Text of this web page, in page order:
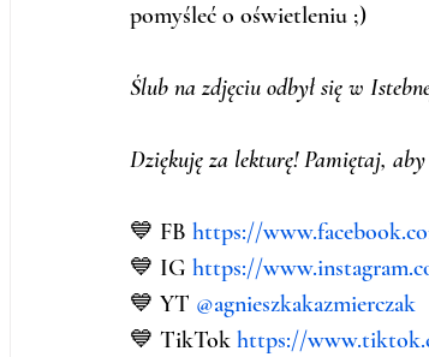
pomyśleć o oświetleniu ;)
Ślub na zdjęciu odbył się w
Dziękuję za lekturę! Pamiętaj,
💙 FB https://
💙 IG https://
💙 YT @agnieszkakazmierczak
💙 TikTok https://